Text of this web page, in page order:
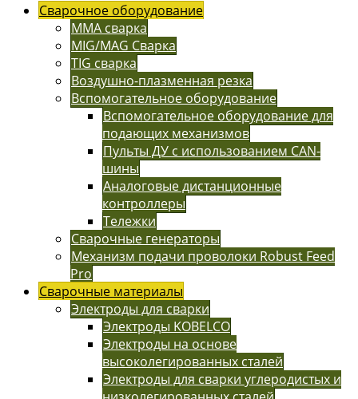
Сварочное оборудование
MMA сварка
MIG/MAG Сварка
TIG сварка
Воздушно-плазменная резка
Вспомогательное оборудование
Вспомогательное оборудование для
подающих механизмов
Пульты ДУ с использованием CAN-
шины
Аналоговые дистанционные
контроллеры
Тележки
Сварочные генераторы
Механизм подачи проволоки Robust Feed
Pro
Сварочные материалы
Электроды для сварки
Электроды KOBELCO
Электроды на основе
высоколегированных сталей
Электроды для сварки углеродистых и